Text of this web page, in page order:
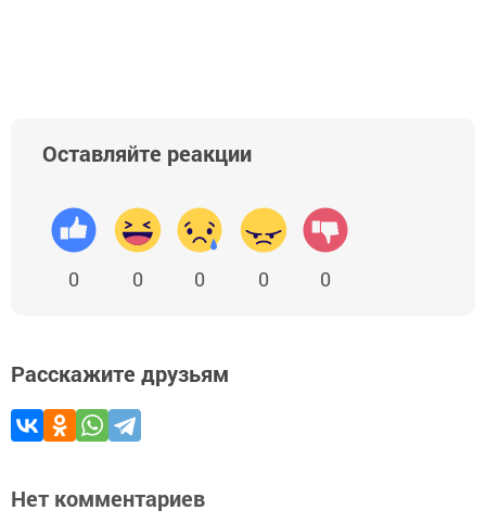
Оставляйте реакции
0 0 0 0 0
Расскажите друзьям
Нет комментариев